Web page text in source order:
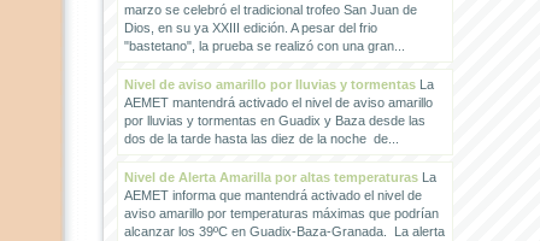
marzo se celebró el tradicional trofeo San Juan de
Dios, en su ya XXIII edición. A pesar del frio
"bastetano", la prueba se realizó con una gran...
Nivel de aviso amarillo por lluvias y tormentasLa
AEMET mantendrá activado el nivel de aviso amarillo
por lluvias y tormentas en Guadix y Baza desde las
dos de la tarde hasta las diez de la noche de...
Nivel de Alerta Amarilla por altas temperaturasLa
AEMET informa que mantendrá activado el nivel de
aviso amarillo por temperaturas máximas que podrían
alcanzar los 39ºC en Guadix-Baza-Granada. La alerta